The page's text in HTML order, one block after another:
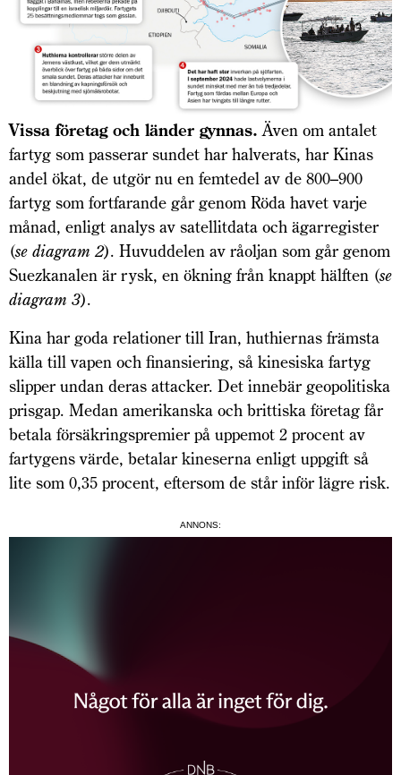
Vissa företag och länder gynnas. Även om antalet
fartyg som passerar sundet har halverats, har Kinas
andel ökat, de utgör nu en femtedel av de 800–900
fartyg som fortfarande går genom Röda havet varje
månad, enligt analys av satellitdata och ägarregister
(se diagram 2). Huvuddelen av råoljan som går genom
Suezkanalen är rysk, en ökning från knappt hälften (se
diagram 3).
Kina har goda relationer till Iran, huthiernas främsta
källa till vapen och finansiering, så kinesiska fartyg
slipper undan deras attacker. Det innebär geopolitiska
prisgap. Medan amerikanska och brittiska företag får
betala försäkringspremier på uppemot 2 procent av
fartygens värde, betalar kineserna enligt uppgift så
lite som 0,35 procent, eftersom de står inför lägre risk.
ANNONS: